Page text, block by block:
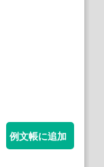
例文帳に追加